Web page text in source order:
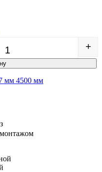
Quantity +
мм 4500 мм